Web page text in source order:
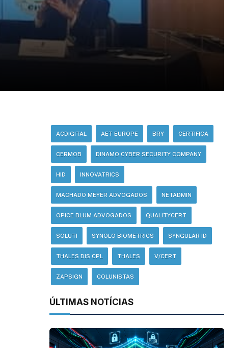
ACDIGITAL AET EUROPE BRY CERTIFICA
CERMOB DINAMO CYBER SECURITY COMPANY
HID INNOVATRICS
MACHADO MEYER ADVOGADOS NETADMIN
OPICE BLUM ADVOGADOS QUALITYCERT
SOLUTI SYNOLO BIOMETRICS SYNGULAR ID
THALES DIS CPL THALES V/CERT
ZAPSIGN COLUNISTAS
ÚLTIMAS NOTÍCIAS